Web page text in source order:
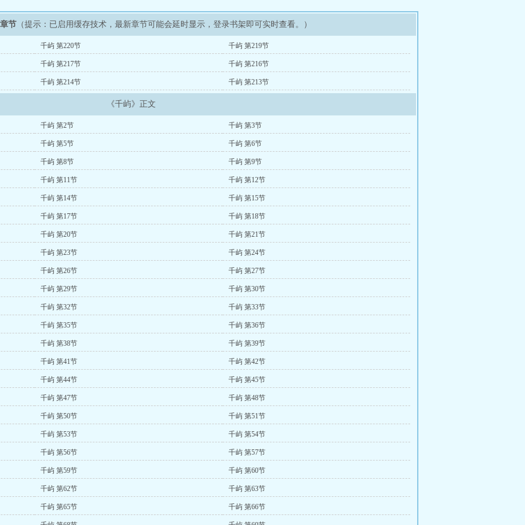
节 （提示：已启用缓存技术，最新章节可能会延时显示，登录书架即可实时查看。）
千屿 第220节 千屿 第219节
千屿 第217节 千屿 第216节
千屿 第214节 千屿 第213节
《千屿》正文
千屿 第2节 千屿 第3节
千屿 第5节 千屿 第6节
千屿 第8节 千屿 第9节
千屿 第11节 千屿 第12节
千屿 第14节 千屿 第15节
千屿 第17节 千屿 第18节
千屿 第20节 千屿 第21节
千屿 第23节 千屿 第24节
千屿 第26节 千屿 第27节
千屿 第29节 千屿 第30节
千屿 第32节 千屿 第33节
千屿 第35节 千屿 第36节
千屿 第38节 千屿 第39节
千屿 第41节 千屿 第42节
千屿 第44节 千屿 第45节
千屿 第47节 千屿 第48节
千屿 第50节 千屿 第51节
千屿 第53节 千屿 第54节
千屿 第56节 千屿 第57节
千屿 第59节 千屿 第60节
千屿 第62节 千屿 第63节
千屿 第65节 千屿 第66节